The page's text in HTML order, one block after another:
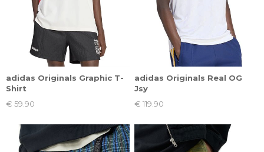
adidas Originals Graphic T-
Shirt
€ 59.90
adidas Originals Real OG
Jsy
€ 119.90